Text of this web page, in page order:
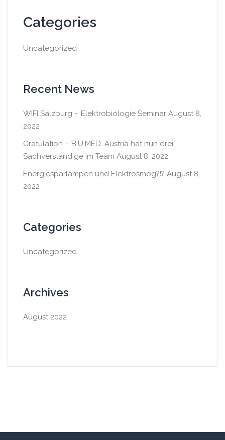
Categories
Uncategorized
Recent News
WIFI Salzburg – Elektrobiologie Seminar August 8,
2022
Gratulation – B.U.MED. Austria hat nun drei
Sachverständige im Team August 8, 2022
Energiesparlampen und Elektrosmog?!? August 8,
2022
Categories
Uncategorized
Archives
August 2022